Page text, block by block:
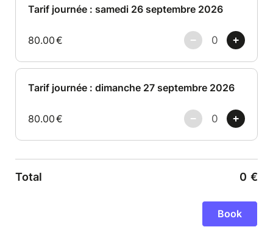
Tarif journée : samedi 26 septembre 2026
80.00€
Tarif journée : dimanche 27 septembre 2026
80.00€
Total 0 €